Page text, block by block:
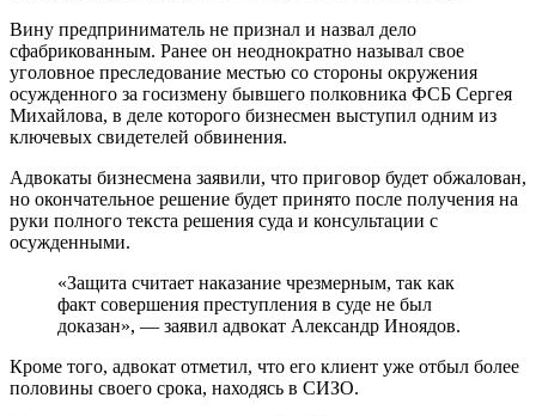
Вину предприниматель не признал и назвал дело
сфабрикованным. Ранее он неоднократно называл свое
уголовное преследование местью со стороны окружения
осужденного за госизмену бывшего полковника ФСБ Сергея
Михайлова, в деле которого бизнесмен выступил одним из
ключевых свидетелей обвинения.
Адвокаты бизнесмена заявили, что приговор будет обжалован,
но окончательное решение будет принято после получения на
руки полного текста решения суда и консультации с
осужденными.
«Защита считает наказание чрезмерным, так как
факт совершения преступления в суде не был
доказан», — заявил адвокат Александр Иноядов.
Кроме того, адвокат отметил, что его клиент уже отбыл более
половины своего срока, находясь в СИЗО.